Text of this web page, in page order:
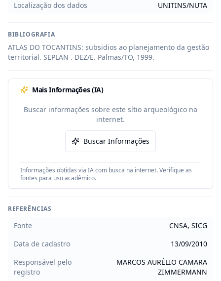
Localização dos dados
UNITINS/NUTA
BIBLIOGRAFIA
ATLAS DO TOCANTINS: subsidios ao planejamento da gestão
territorial. SEPLAN . DEZ/E. Palmas/TO, 1999.
Mais Informações (IA)
Buscar informações sobre este sítio arqueológico na
internet.
Buscar Informações
Informações obtidas via IA com busca na internet. Verifique as
fontes para uso acadêmico.
REFERÊNCIAS
Fonte
CNSA, SICG
Data de cadastro
13/09/2010
Responsável pelo
registro
MARCOS AURÉLIO CAMARA
ZIMMERMANN